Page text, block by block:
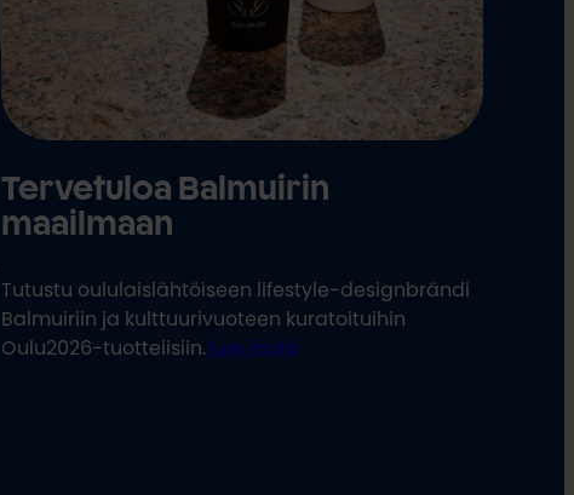
Tervetuloa Balmuirin
maailmaan
Tutustu oululaislähtöiseen lifestyle-designbrändi
Balmuiriin ja kulttuurivuoteen kuratoituihin
Oulu2026-tuotteiisiin.
Lue lisää